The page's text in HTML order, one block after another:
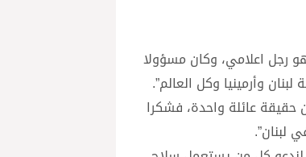
رجل اعلامي، وكان مسؤولا
وأرمينيا وكل العالم”.
حقيقة عائلة واحدة، فشكرا
لبنان”.